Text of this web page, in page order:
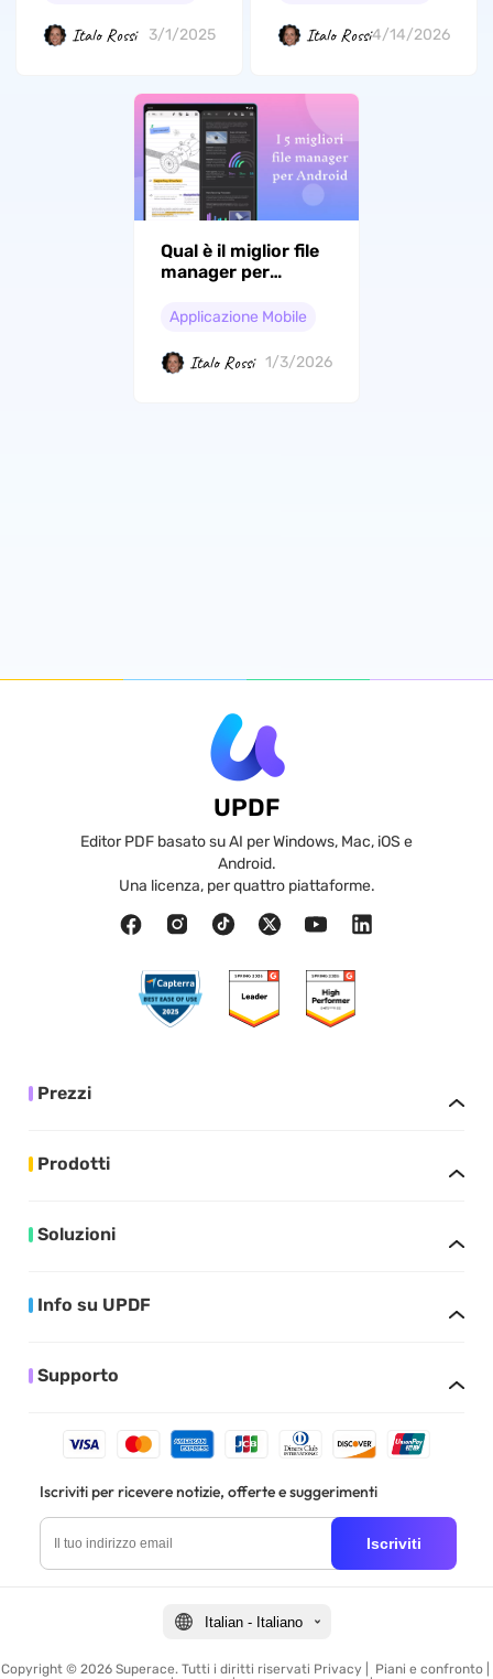
Italo Rossi 3/1/2025 Italo Rossi4/14/2026
Qual è il miglior file
manager per
Applicazione Mobile
Italo Rossi 1/3/2026
UPDF
Editor PDF basato su AI per Windows, Mac, iOS e
Android.
Una licenza, per quattro piattaforme.
Prezzi
Prodotti
Soluzioni
Info su UPDF
Supporto
Iscriviti per ricevere notizie, offerte e suggerimenti
Iscriviti
Italian - Italiano
Copyright © 2026 Superace. Tutti i diritti riservati Privacy Piani e confronto|